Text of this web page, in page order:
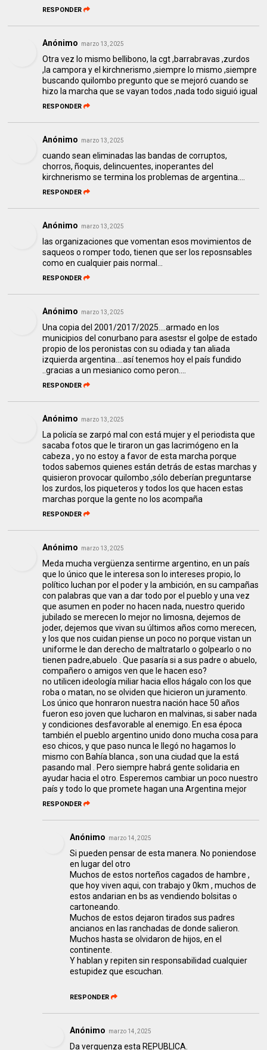
RESPONDER
Anónimo marzo 13, 2025
Otra vez lo mismo bellibono, la cgt ,barrabravas ,zurdos
,la campora y el kirchnerismo ,siempre lo mismo ,siempre
buscando quilombo pregunto que se mejoró cuando se
hizo la marcha que se vayan todos ,nada todo siguió igual
RESPONDER
Anónimo marzo 13, 2025
cuando sean eliminadas las bandas de corruptos,
chorros, ñoquis, delincuentes, inoperantes del
kirchnerismo se termina los problemas de argentina....
RESPONDER
Anónimo marzo 13, 2025
las organizaciones que vomentan esos movimientos de
saqueos o romper todo, tienen que ser los reposnsables
como en cualquier pais normal...
RESPONDER
Anónimo marzo 13, 2025
Una copia del 2001/2017/2025....armado en los
municipios del conurbano para asestsr el golpe de estado
propio de los peronistas con su odiada y tan aliada
izquierda argentina....así tenemos hoy el país fundido
..gracias a un mesianico como peron....
RESPONDER
Anónimo marzo 13, 2025
La policía se zarpó mal con está mujer y el periodista que
sacaba fotos que le tiraron un gas lacrimógeno en la
cabeza , yo no estoy a favor de esta marcha porque
todos sabemos quienes están detrás de estas marchas y
quisieron provocar quilombo ,sólo deberían preguntarse
los zurdos, los piqueteros y todos los que hacen estas
marchas porque la gente no los acompaña
RESPONDER
Anónimo marzo 13, 2025
Meda mucha vergüenza sentirme argentino, en un país
que lo único que le interesa son lo intereses propio, lo
político luchan por el poder y la ambición, en su campañas
con palabras que van a dar todo por el pueblo y una vez
que asumen en poder no hacen nada, nuestro querido
jubilado se merecen lo mejor no limosna, dejemos de
joder, dejemos que vivan su últimos años como merecen,
y los que nos cuidan piense un poco no porque vistan un
uniforme le dan derecho de maltratarlo o golpearlo o no
tienen padre,abuelo . Que pasaría si a sus padre o abuelo,
compañero o amigos ven que le hacen eso?
no utilicen ideología miliar hacia ellos hágalo con los que
roba o matan, no se olviden que hicieron un juramento.
Los único que honraron nuestra nación hace 50 años
fueron eso joven que lucharon en malvinas, si saber nada
y condiciones desfavorable al enemigo. En esa época
también el pueblo argentino unido dono mucha cosa para
eso chicos, y que paso nunca le llegó no hagamos lo
mismo con Bahía blanca , son una ciudad que la está
pasando mal . Pero siempre habrá gente solidaria en
ayudar hacia el otro. Esperemos cambiar un poco nuestro
país y todo lo que promete hagan una Argentina mejor
RESPONDER
Anónimo marzo 14, 2025
Si pueden pensar de esta manera. No poniendose
en lugar del otro
Muchos de estos norteños cagados de hambre ,
que hoy viven aqui, con trabajo y 0km , muchos de
estos andarian en bs as vendiendo bolsitas o
cartoneando.
Muchos de estos dejaron tirados sus padres
ancianos en las ranchadas de donde salieron.
Muchos hasta se olvidaron de hijos, en el
continente.
Y hablan y repiten sin responsabilidad cualquier
estupidez que escuchan.
RESPONDER
Anónimo marzo 14, 2025
Da verguenza esta REPUBLICA.